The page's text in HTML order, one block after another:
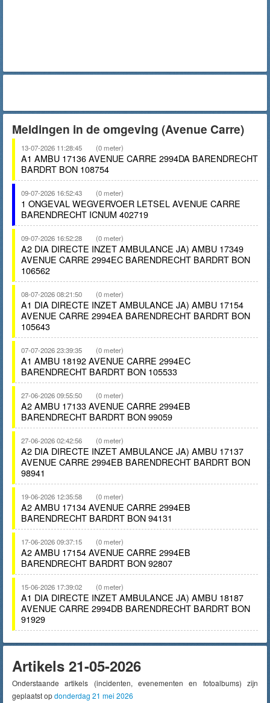
Meldingen in de omgeving (Avenue Carre)
13-07-2026 11:28:45 (0 meter)
A1 AMBU 17136 AVENUE CARRE 2994DA BARENDRECHT
BARDRT BON 108754
09-07-2026 16:52:43 (0 meter)
1 ONGEVAL WEGVERVOER LETSEL AVENUE CARRE
BARENDRECHT ICNUM 402719
09-07-2026 16:52:28 (0 meter)
A2 DIA DIRECTE INZET AMBULANCE JA) AMBU 17349
AVENUE CARRE 2994EC BARENDRECHT BARDRT BON
106562
08-07-2026 08:21:50 (0 meter)
A1 DIA DIRECTE INZET AMBULANCE JA) AMBU 17154
AVENUE CARRE 2994EA BARENDRECHT BARDRT BON
105643
07-07-2026 23:39:35 (0 meter)
A1 AMBU 18192 AVENUE CARRE 2994EC
BARENDRECHT BARDRT BON 105533
27-06-2026 09:55:50 (0 meter)
A2 AMBU 17133 AVENUE CARRE 2994EB
BARENDRECHT BARDRT BON 99059
27-06-2026 02:42:56 (0 meter)
A2 DIA DIRECTE INZET AMBULANCE JA) AMBU 17137
AVENUE CARRE 2994EB BARENDRECHT BARDRT BON
98941
19-06-2026 12:35:58 (0 meter)
A2 AMBU 17134 AVENUE CARRE 2994EB
BARENDRECHT BARDRT BON 94131
17-06-2026 09:37:15 (0 meter)
A2 AMBU 17154 AVENUE CARRE 2994EB
BARENDRECHT BARDRT BON 92807
15-06-2026 17:39:02 (0 meter)
A1 DIA DIRECTE INZET AMBULANCE JA) AMBU 18187
AVENUE CARRE 2994DB BARENDRECHT BARDRT BON
91929
Artikels 21-05-2026
Onderstaande artikels (incidenten, evenementen en fotoalbums) zijn
geplaatst opdonderdag 21 mei 2026